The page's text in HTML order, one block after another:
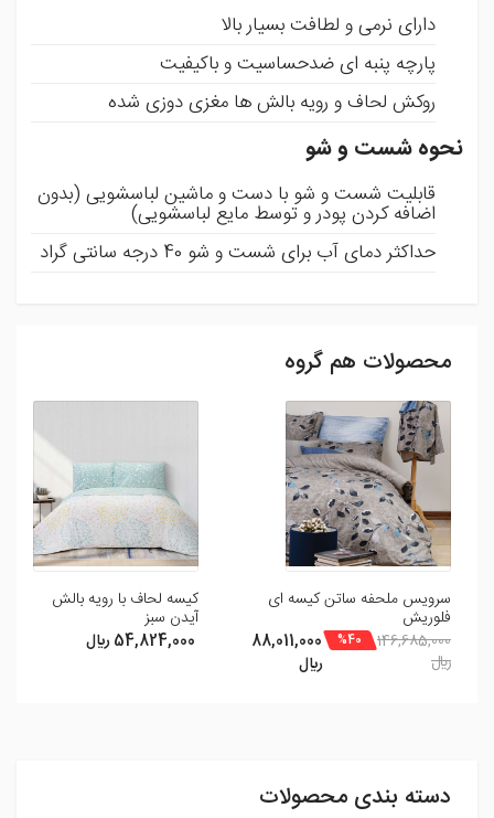
دسته بندی محصولات
دارای نرمی و لطافت بسیار بالا
پارچه پنبه ای ضدحساسیت و باکیفیت
روکش لحاف و رویه بالش ها مغزی دوزی شده
نحوه شست و شو
قابلیت شست و شو با دست و ماشین لباسشویی (بدون
اضافه کردن پودر و توسط مایع لباسشویی)
حداکثر دمای آب برای شست و شو 40 درجه سانتی گراد
ثبت نظر
شما می توانید با ثبت نظر و امتیاز خود ما را در بهبود محصولات
یاری رسانید .
افزودن نظر
محصولات هم گروه
سرویس ملحفه ساتن کیسه ای
فلوریش
146,685,000
ريال
%40
88,011,000
ريال
کیسه لحاف با رویه بالش
آیدن سبز
54,824,000 ريال